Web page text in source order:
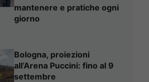
mantenere e pratiche ogni
giorno
Bologna, proiezioni
all’Arena Puccini: fino al 9
settembre